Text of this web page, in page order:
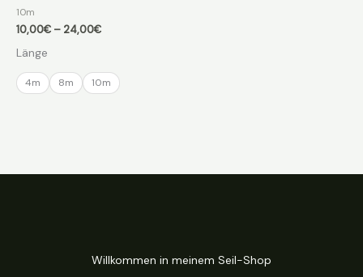
10m
10,00€ – 24,00€Preisspanne:
Länge
4m 8m 10m
Willkommen in meinem Seil-Shop